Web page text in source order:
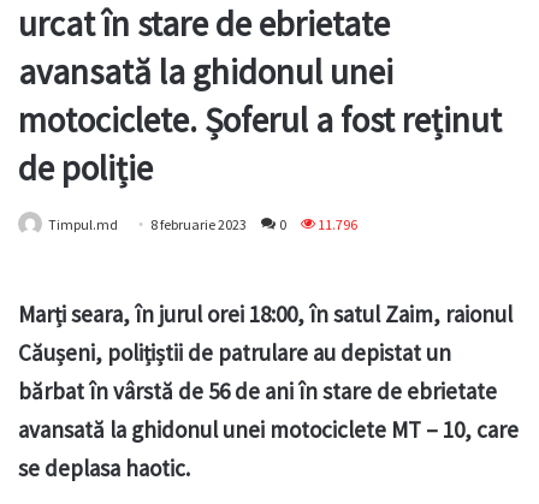
urcat în stare de ebrietate
avansată la ghidonul unei
motociclete. Șoferul a fost reținut
de poliție
Timpul.md 8 februarie 2023 0 11.796
Marți seara, în jurul orei 18:00, în satul Zaim, raionul
Căușeni, polițiștii de patrulare au depistat un
bărbat în vârstă de 56 de ani în stare de ebrietate
avansată la ghidonul unei motociclete MT – 10, care
se deplasa haotic.